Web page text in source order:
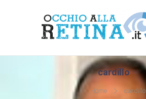
cardillo
Home cardillo